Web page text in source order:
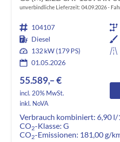
unverbindliche Lieferzeit: 04.09.2026
104107
Diesel
132 kW (179 PS)
01.05.2026
55.589,– €
incl. 20% MwSt.
inkl. NoVA
Verbrauch kombiniert: 6,90
CO2-Klasse: G
CO2-Emissionen: 181,00 g/